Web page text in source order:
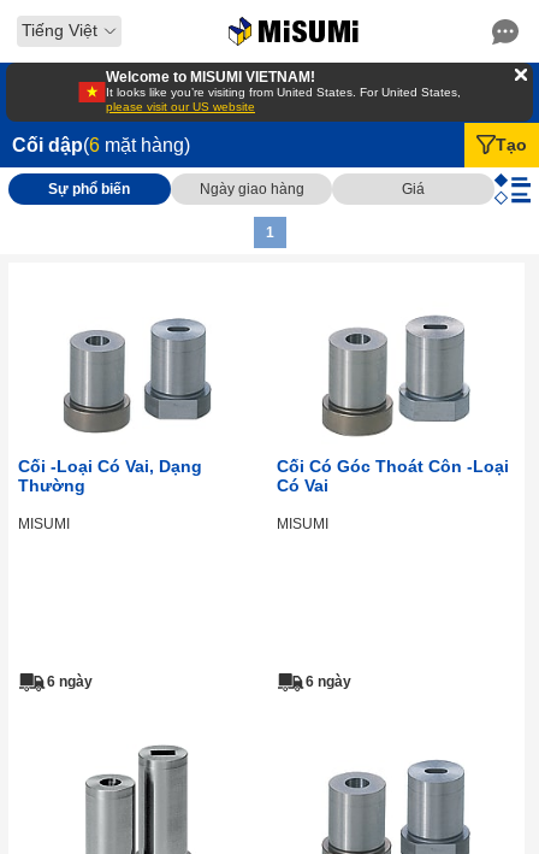
Tiếng Việt
Welcome to MISUMI VIETNAM!
It looks like you’re visiting from United States. For United States,
please visit our US website
Cối dập(6 mặt hàng) Tạo
Sự phổ biến Ngày giao hàng Giá
1
Cối -Loại Có Vai, Dạng
Thường
MISUMI
6 ngày
Cối Có Góc Thoát Côn -Loại
Có Vai
MISUMI
6 ngày